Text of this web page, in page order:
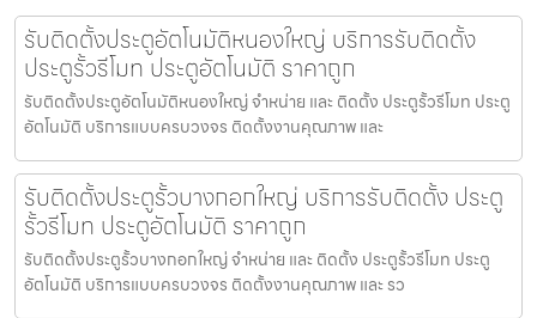
รับติดตั้งประตูอัตโนมัติหนองใหญ่ บริการรับติดตั้ง
ประตูรั้วรีโมท ประตูอัตโนมัติ ราคาถูก
รับติดตั้งประตูอัตโนมัติหนองใหญ่ จำหน่าย และ ติดตั้ง ประตูรั้วรีโมท ประตู
อัตโนมัติ บริการแบบครบวงจร ติดตั้งงานคุณภาพ และ
รับติดตั้งประตูรั้วบางกอกใหญ่ บริการรับติดตั้ง ประตู
รั้วรีโมท ประตูอัตโนมัติ ราคาถูก
รับติดตั้งประตูรั้วบางกอกใหญ่ จำหน่าย และ ติดตั้ง ประตูรั้วรีโมท ประตู
อัตโนมัติ บริการแบบครบวงจร ติดตั้งงานคุณภาพ และ รว